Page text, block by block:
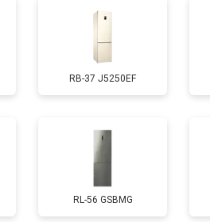
RB-37 J5250EF
RL-56 GSBMG